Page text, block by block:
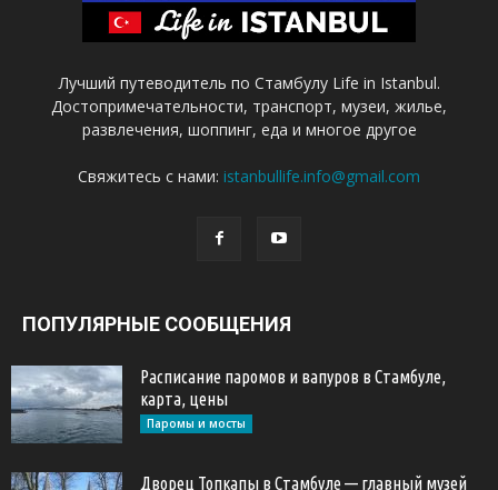
Лучший путеводитель по Стамбулу Life in Istanbul.
Достопримечательности, транспорт, музеи, жилье,
развлечения, шоппинг, еда и многое другое
Свяжитесь с нами: istanbullife.info@gmail.com
ПОПУЛЯРНЫЕ СООБЩЕНИЯ
Расписание паромов и вапуров в Стамбуле,
карта, цены
Паромы и мосты
Дворец Топкапы в Стамбуле — главный музей